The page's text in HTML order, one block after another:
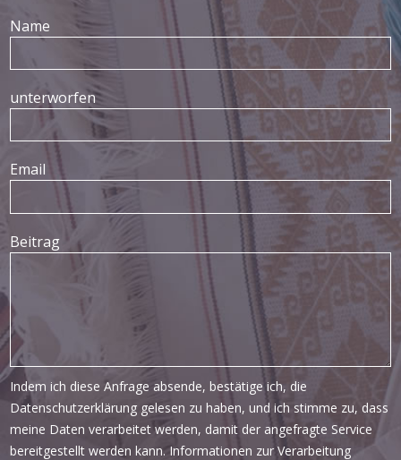
Name
unterworfen
Email
Beitrag
Indem ich diese Anfrage absende, bestätige ich, die
Datenschutzerklärung gelesen zu haben, und ich stimme zu, dass
meine Daten verarbeitet werden, damit der angefragte Service
bereitgestellt werden kann.Informationen zur Verarbeitung